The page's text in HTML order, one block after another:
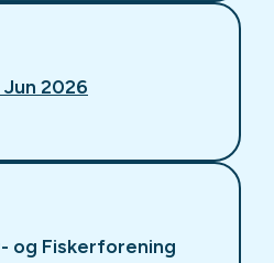
Jun 2026
og Fiskerforening